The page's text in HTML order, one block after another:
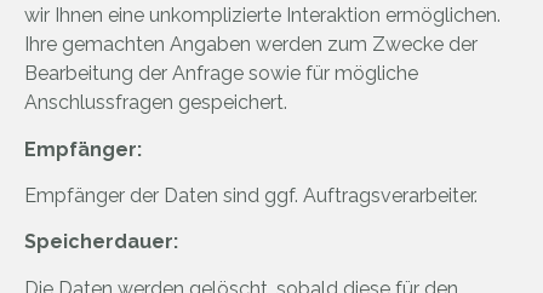
wir Ihnen eine unkomplizierte Interaktion ermöglichen.
Ihre gemachten Angaben werden zum Zwecke der
Bearbeitung der Anfrage sowie für mögliche
Anschlussfragen gespeichert.
Empfänger:
Empfänger der Daten sind ggf. Auftragsverarbeiter.
Speicherdauer: